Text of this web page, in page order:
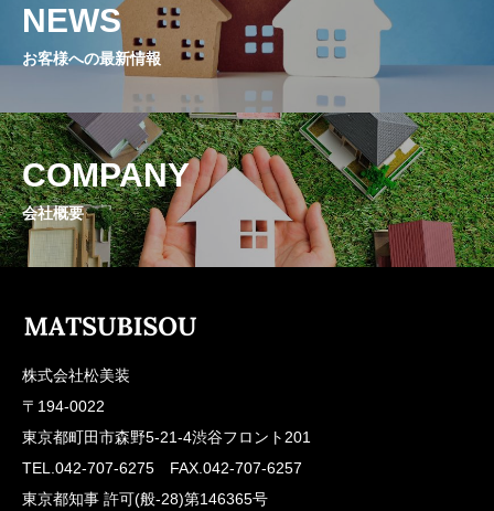
NEWS
お客様への最新情報
COMPANY
会社概要
株式会社松美装
〒194-0022
東京都町田市森野5-21-4渋谷フロント201
TEL.042-707-6275 FAX.042-707-6257
東京都知事 許可(般-28)第146365号